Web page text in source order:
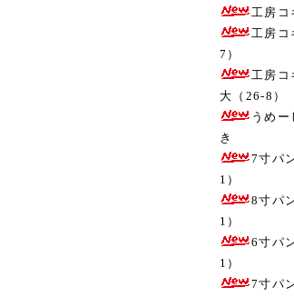
工房
工房
7）
工房
大（26-8）
うめ
き
7寸パ
1）
8寸パ
1）
6寸パ
1）
7寸パ